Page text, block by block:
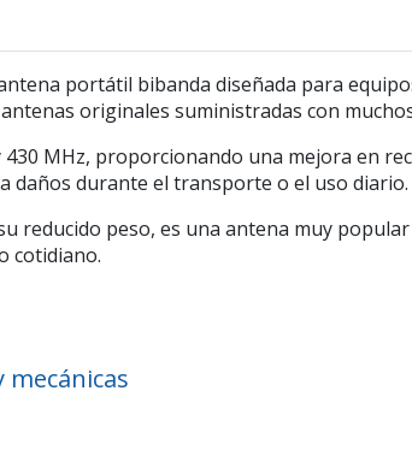
portátil bibanda diseñada para
originales suministradas con
430 MHz, proporcionando una mejora en
daños durante el transporte o el uso diario.
reducido peso, es una antena muy
cotidiano.
mecánicas